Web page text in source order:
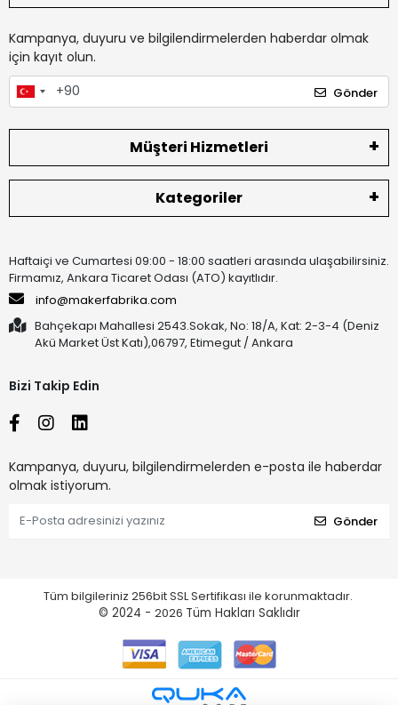
Kampanya, duyuru ve bilgilendirmelerden haberdar olmak
için kayıt olun.
Gönder
Müşteri Hizmetleri
Kategoriler
Haftaiçi ve Cumartesi 09:00 - 18:00 saatleri arasında ulaşabilirsiniz.
Firmamız, Ankara Ticaret Odası (ATO) kayıtlıdır.
info@makerfabrika.com
Bahçekapı Mahallesi 2543.Sokak, No: 18/A, Kat: 2-3-4 (Deniz
Akü Market Üst Katı),06797, Etimegut / Ankara
Bizi Takip Edin
Kampanya, duyuru, bilgilendirmelerden e-posta ile haberdar
olmak istiyorum.
Gönder
Tüm bilgileriniz 256bit SSL Sertifikası ile korunmaktadır.
© 2024 - 2026 Tüm Hakları Saklıdır